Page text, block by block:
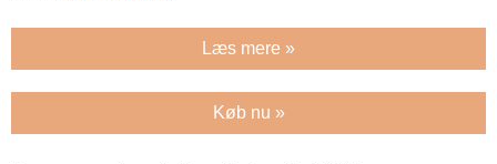
Læs mere »
Køb nu »